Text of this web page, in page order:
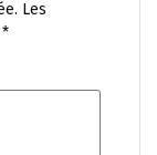
Les
*